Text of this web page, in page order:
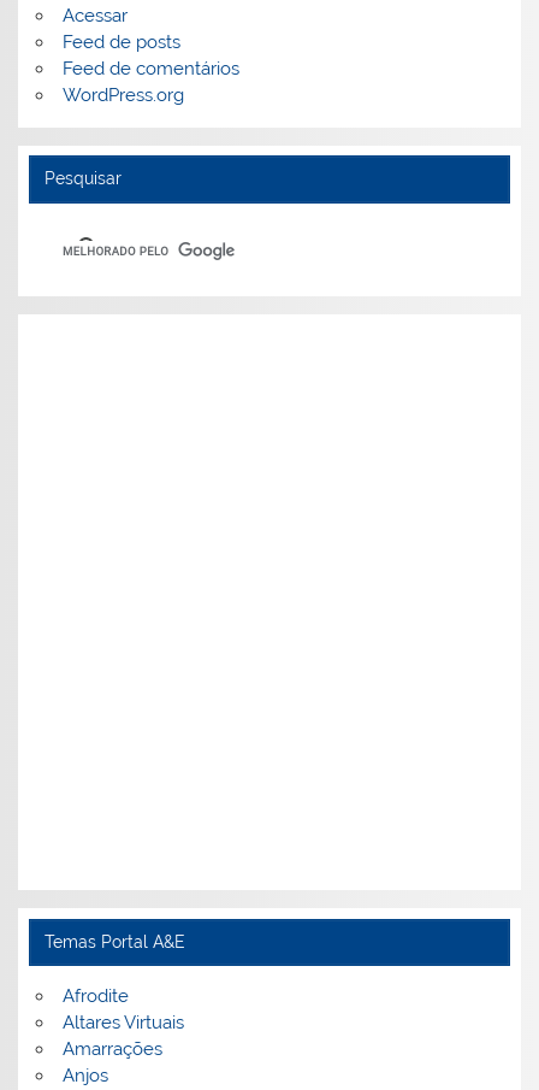
Acessar
Feed de posts
Feed de comentários
WordPress.org
Pesquisar
Temas Portal A&E
Afrodite
Altares Virtuais
Amarrações
Anjos